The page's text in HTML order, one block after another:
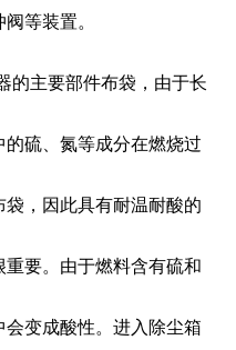
等装置。
主要部件布袋，由于长
硫、氮等成分在燃烧过
，因此具有耐温耐酸的
要。由于燃料含有硫和
变成酸性。进入除尘箱